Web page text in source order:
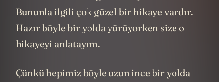
Bununla ilgili çok güzel bir hikaye vardır.
Hazır böyle bir yolda yürüyorken size o
hikayeyi anlatayım.
Çünkü hepimiz böyle uzun ince bir yolda